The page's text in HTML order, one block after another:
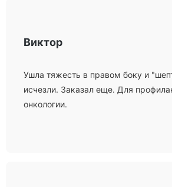
Виктор
Ушла тяжесть в правом боку и
исчезли. Заказал еще. Для
онкологии.